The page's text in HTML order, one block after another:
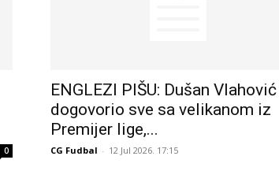
0
ENGLEZI PIŠU: Dušan Vlahović
dogovorio sve sa velikanom iz
Premijer lige,...
CG Fudbal - 12 Jul 2026. 17:15